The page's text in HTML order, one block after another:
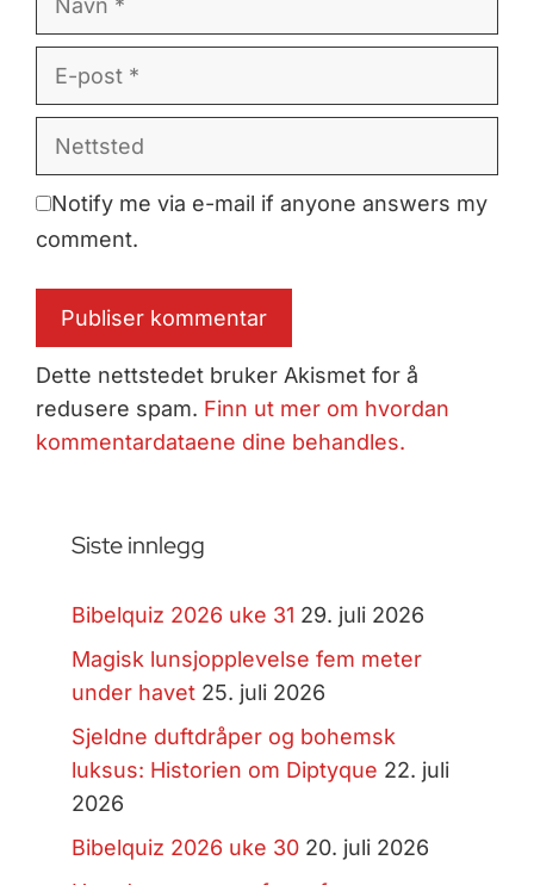
post
Notify me via e-mail if anyone answers my
comment.
Dette nettstedet bruker Akismet for å
redusere spam. Finn ut mer om hvordan
kommentardataene dine behandles.
Siste innlegg
Bibelquiz 2026 uke 31 29. juli 2026
Magisk lunsjopplevelse fem meter
under havet 25. juli 2026
Sjeldne duftdråper og bohemsk
luksus: Historien om Diptyque 22. juli
2026
Bibelquiz 2026 uke 30 20. juli 2026